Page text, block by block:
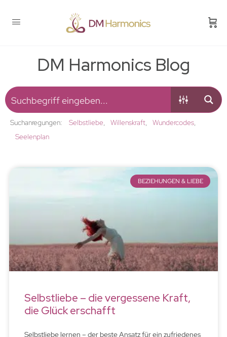
DM Harmonics Blog
Suchanregungen: Selbstliebe Willenskraft
Wundercodes
Seelenplan
BEZIEHUNGEN & LIEBE
Selbstliebe – die vergessene Kraft,
die Glück erschafft
Selbstliebe lernen – der beste Ansatz für ein zufriedenes